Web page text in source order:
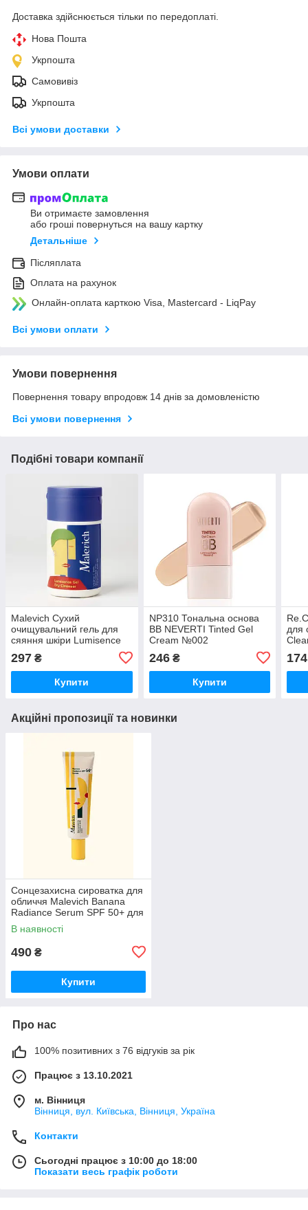
Доставка здійснюється тільки по передоплаті.
Нова Пошта
Укрпошта
Самовивіз
Укрпошта
Всі умови доставки
Умови оплати
Ви отримаєте замовлення
або гроші повернуться на вашу картку
Детальніше
Післяплата
Оплата на рахунок
Онлайн-оплата карткою Visa, Mastercard - LiqPay
Всі умови оплати
Умови повернення
Повернення товару впродовж 14 днів за домовленістю
Всі умови повернення
Подібні товари компанії
Malevich Сухий
очищувальний гель для
сяяння шкіри Lumisence
297 ₴
Купити
NP310 Тональна основа
BB NEVERTI Tinted Gel
Cream №002
246₴
Купити
для
174
Акційні пропозиції та новинки
Сонцезахисна сироватка для
обличчя Malevich Banana
Radiance Serum SPF 50+ для
сяйва шкіри
В наявності
490 ₴
Купити
Про нас
100% позитивних з 76 відгуків за рік
Працює з 13.10.2021
м. Вінниця
Вінниця, вул. Київська, Вінниця, Україна
Контакти
Сьогодні працює з 10:00 до 18:00
Показати весь графік роботи